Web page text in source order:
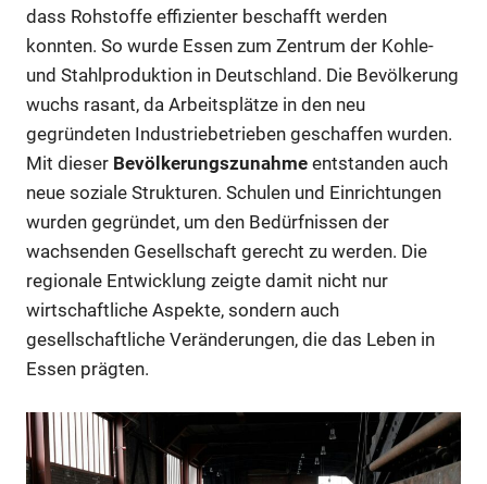
dass Rohstoffe effizienter beschafft werden
konnten. So wurde Essen zum Zentrum der Kohle-
und Stahlproduktion in Deutschland. Die Bevölkerung
wuchs rasant, da Arbeitsplätze in den neu
gegründeten Industriebetrieben geschaffen wurden.
Mit dieser Bevölkerungszunahme entstanden auch
neue soziale Strukturen. Schulen und Einrichtungen
wurden gegründet, um den Bedürfnissen der
wachsenden Gesellschaft gerecht zu werden. Die
regionale Entwicklung zeigte damit nicht nur
wirtschaftliche Aspekte, sondern auch
gesellschaftliche Veränderungen, die das Leben in
Essen prägten.